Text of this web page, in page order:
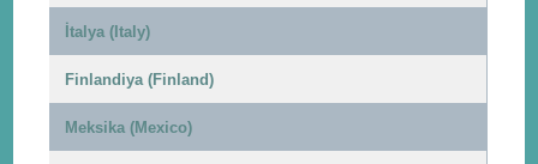
İtalya (Italy)
Finlandiya (Finland)
Meksika (Mexico)